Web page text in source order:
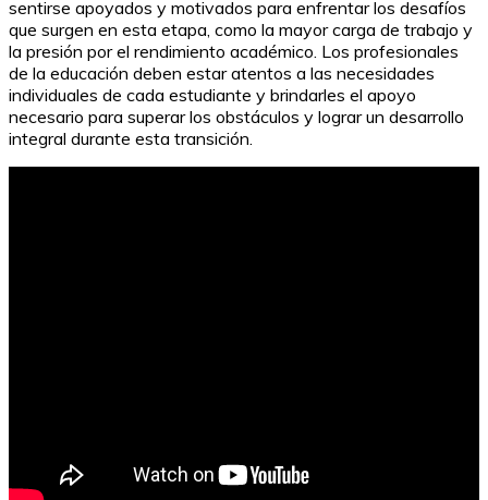
sentirse apoyados y motivados para enfrentar los desafíos
que surgen en esta etapa, como la mayor carga de trabajo y
la presión por el rendimiento académico. Los profesionales
de la educación deben estar atentos a las necesidades
individuales de cada estudiante y brindarles el apoyo
necesario para superar los obstáculos y lograr un desarrollo
integral durante esta transición.